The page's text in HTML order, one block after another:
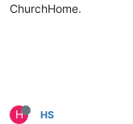
ChurchHome.
H HS